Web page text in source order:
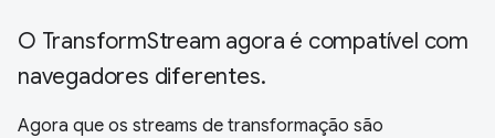
O TransformStream agora é compatível com
navegadores diferentes.
Agora que os streams de transformação são